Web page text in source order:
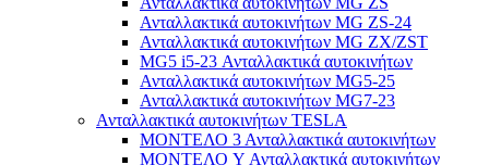
Ανταλλακτικά αυτοκινήτων MG ZS-24
Ανταλλακτικά αυτοκινήτων MG ZX/ZST
MG5 i5-23 Ανταλλακτικά αυτοκινήτων
Ανταλλακτικά αυτοκινήτων MG5-25
Ανταλλακτικά αυτοκινήτων MG7-23
Ανταλλακτικά αυτοκινήτων TESLA
ΜΟΝΤΕΛΟ 3 Ανταλλακτικά αυτοκινήτων
ΜΟΝΤΕΛΟ Y Ανταλλακτικά αυτοκινήτων